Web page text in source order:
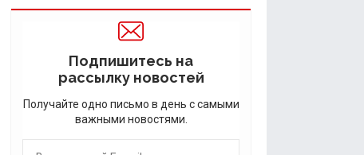
Подпишитесь на
рассылку новостей
Получайте одно письмо в день с самыми
важными новостями.